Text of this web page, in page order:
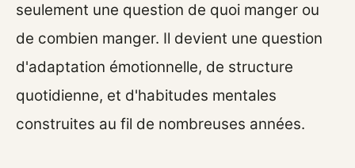
seulement une question de quoi manger ou
de combien manger. Il devient une question
d'adaptation émotionnelle, de structure
quotidienne, et d'habitudes mentales
construites au fil de nombreuses années.